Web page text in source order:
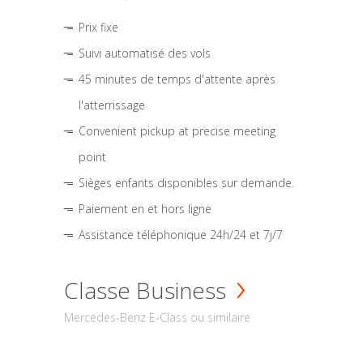
Prix fixe
Suivi automatisé des vols
45 minutes de temps d'attente après
l'atterrissage
Convenient pickup at precise meeting
point
Sièges enfants disponibles sur demande.
Paiement en et hors ligne
Assistance téléphonique 24h/24 et 7j/7
Classe Business
Mercedes-Benz E-Class ou similaire